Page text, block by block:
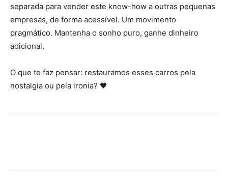
separada para vender este know-how a outras pequenas
empresas, de forma acessível. Um movimento
pragmático. Mantenha o sonho puro, ganhe dinheiro
adicional.
O que te faz pensar: restauramos esses carros pela
nostalgia ou pela ironia? 🖤